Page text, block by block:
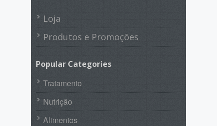
Loja
Produtos e Promoções
Popular Categories
Tratamento
Nutrição
Alimentos